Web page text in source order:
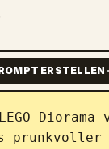
ERSTELLEN
Diorama